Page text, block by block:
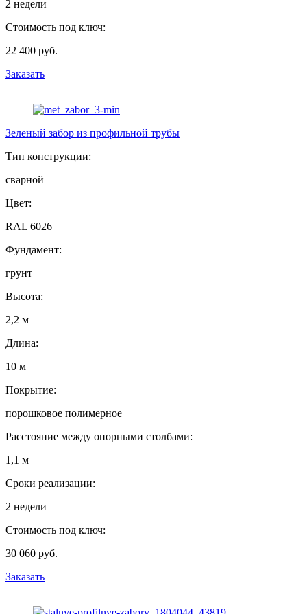
2 недели
Стоимость под ключ:
22 400 руб.
Заказать
Зеленый забор из профильной трубы
Тип конструкции:
сварной
Цвет:
RAL 6026
Фундамент:
грунт
Высота:
2,2 м
Длина:
10 м
Покрытие:
порошковое полимерное
Расстояние между опорными столбами:
1,1 м
Сроки реализации:
2 недели
Стоимость под ключ:
30 060 руб.
Заказать